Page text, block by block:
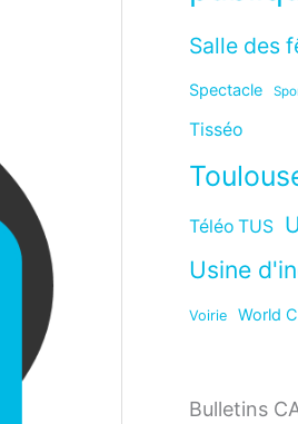
Salle des
Spectacle
Tisséo
Téléo TUS
Usine
Voirie World
Bulletins